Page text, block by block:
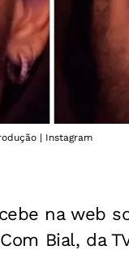
| Instagram
na web
Bial, da